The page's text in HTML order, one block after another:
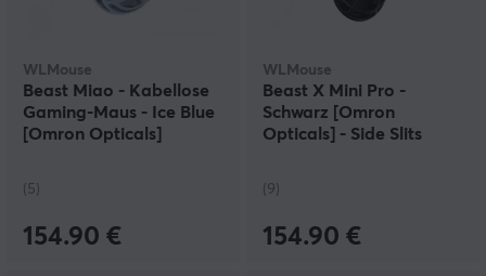
WLMouse
Beast Miao - Kabellose
Gaming-Maus - Ice Blue
[Omron Opticals]
(5)
154.90 €
WLMouse
Beast X Mini Pro -
Schwarz [Omron
Opticals] - Side Slits
(9)
154.90 €